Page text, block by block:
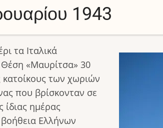
1943
τα Ιταλικά
«Μαυρίτσα» 30
των χωριών
που βρίσκονταν σε
ίδιας ημέρας
Ελλήνων